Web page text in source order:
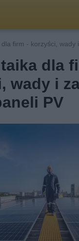
firm - korzyści, wady
dla
wady i
PV